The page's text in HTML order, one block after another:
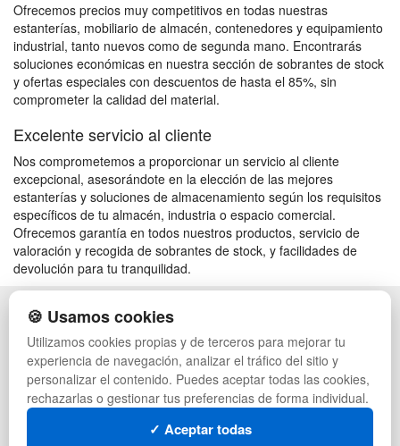
Ofrecemos precios muy competitivos en todas nuestras
estanterías, mobiliario de almacén, contenedores y equipamiento
industrial, tanto nuevos como de segunda mano. Encontrarás
soluciones económicas en nuestra sección de sobrantes de stock
y ofertas especiales con descuentos de hasta el 85%, sin
comprometer la calidad del material.
Excelente servicio al cliente
Nos comprometemos a proporcionar un servicio al cliente
excepcional, asesorándote en la elección de las mejores
estanterías y soluciones de almacenamiento según los requisitos
específicos de tu almacén, industria o espacio comercial.
Ofrecemos garantía en todos nuestros productos, servicio de
valoración y recogida de sobrantes de stock, y facilidades de
devolución para tu tranquilidad.
POLÍTICA DE PRIVACIDAD
CONDICIONES DE USO
CAMBIOS Y DEVOLUCIONES
CONTACTO
QUIENES SOMOS
MAPA WEB
PREGUNTAS FRECUENTES
PALETS DE PLÁSTICO
MANUTENCIÓN
GESTIÓN DE RESIDUOS
PALETS
CONTENEDORES DE PLÁSTICO
LIQUIDACIÓN Y SOBRANTES
🍪 Usamos cookies
Utilizamos cookies propias y de terceros para mejorar tu
experiencia de navegación, analizar el tráfico del sitio y
personalizar el contenido. Puedes aceptar todas las cookies,
rechazarlas o gestionar tus preferencias de forma individual.
✓ Aceptar todas